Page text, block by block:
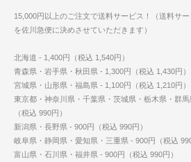
15,000円以上のご注文で送料サービス！（送料サ
を佐川急便に決めさせていただきます）
北海道 - 1,400円（税込 1,540円）
青森県・岩手県・秋田県 - 1,300円（税込 1,430円）
宮城県・山形県・福島県 - 1,100円（税込 1,210円）
東京都・神奈川県・千葉県・茨城県・栃木県・群
（税込 990円）
新潟県・長野県 - 900円（税込 990円）
岐阜県・静岡県・愛知県・三重県 - 900円（税込 990
富山県・石川県・福井県 - 900円（税込 990円）